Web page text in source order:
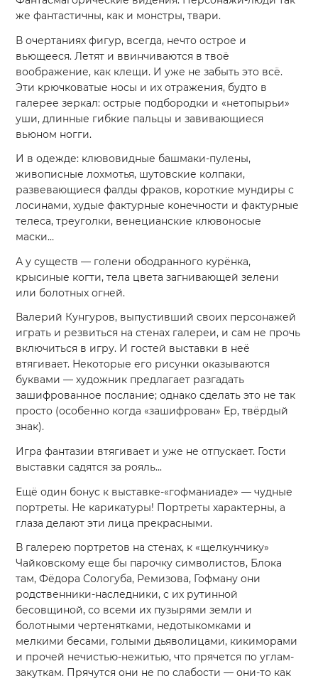
же фантастичны, как и монстры, твари.
В очертаниях фигур, всегда, нечто острое и
вьющееся. Летят и ввинчиваются в твоё
воображение, как клещи. И уже не забыть это всё.
Эти крючковатые носы и их отражения, будто в
галерее зеркал: острые подбородки и «нетопырьи»
уши, длинные гибкие пальцы и завивающиеся
вьюном ногги.
И в одежде: клювовидные башмаки-пулены,
живописные лохмотья, шутовские колпаки,
развевающиеся фалды фраков, короткие мундиры с
лосинами, худые фактурные конечности и фактурные
телеса, треуголки, венецианские клювоносые
маски…
А у существ — голени ободранного курёнка,
крысиные когти, тела цвета загнивающей зелени
или болотных огней.
Валерий Кунгуров, выпустивший своих персонажей
играть и резвиться на стенах галереи, и сам не прочь
включиться в игру. И гостей выставки в неё
втягивает. Некоторые его рисунки оказываются
буквами — художник предлагает разгадать
зашифрованное послание; однако сделать это не так
просто (особенно когда «зашифрован» Ер, твёрдый
знак).
Игра фантазии втягивает и уже не отпускает. Гости
выставки садятся за рояль...
Ещё один бонус к выставке-«гофманиаде» — чудные
портреты. Не карикатуры! Портреты характерны, а
глаза делают эти лица прекрасными.
В галерею портретов на стенах, к «щелкунчику»
Чайковскому еще бы парочку символистов, Блока
там, Фёдора Сологуба, Ремизова, Гофману они
родственники-наследники, с их рутинной
бесовщиной, со всеми их пузырями земли и
болотными чертенятками, недотыкомками и
мелкими бесами, голыми дьяволицами, кикиморами
и прочей нечистью-нежитью, что прячется по углам-
закуткам. Прячутся они не по слабости — они-то как